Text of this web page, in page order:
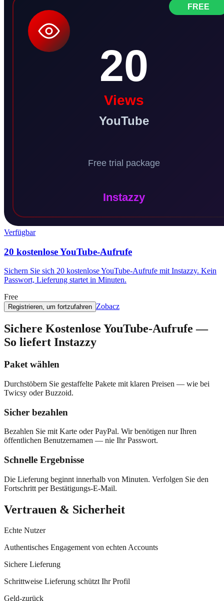
Verfügbar
20 kostenlose YouTube-Aufrufe
Sichern Sie sich 20 kostenlose YouTube-Aufrufe mit Instazzy. Kein
Passwort, Lieferung startet in Minuten.
Free
Registrieren, um fortzufahren Zobacz
Sichere Kostenlose YouTube-Aufrufe —
So liefert Instazzy
Paket wählen
Durchstöbern Sie gestaffelte Pakete mit klaren Preisen — wie bei
Twicsy oder Buzzoid.
Sicher bezahlen
Bezahlen Sie mit Karte oder PayPal. Wir benötigen nur Ihren
öffentlichen Benutzernamen — nie Ihr Passwort.
Schnelle Ergebnisse
Die Lieferung beginnt innerhalb von Minuten. Verfolgen Sie den
Fortschritt per Bestätigungs-E-Mail.
Vertrauen & Sicherheit
Echte Nutzer
Authentisches Engagement von echten Accounts
Sichere Lieferung
Schrittweise Lieferung schützt Ihr Profil
Geld-zurück